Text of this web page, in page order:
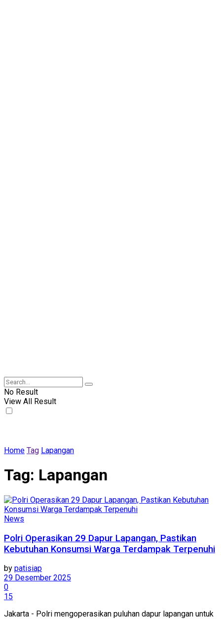
No Result
View All Result
Home Tag Lapangan
Tag: Lapangan
News
Polri Operasikan 29 Dapur Lapangan, Pastikan
Kebutuhan Konsumsi Warga Terdampak Terpenuhi
by patisiap
29 Desember 2025
0
15
Jakarta - Polri mengoperasikan puluhan dapur lapangan untuk